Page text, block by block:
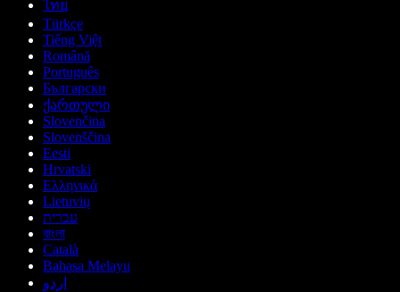
ไทย
Türkçe
Tiếng Việt
Română
Português
Български
ქართული
Slovenčina
Slovenščina
Eesti
Hrvatski
Ελληνικά
Lietuvių
עברית
বাংলা
Català
Bahasa Melayu
اردو